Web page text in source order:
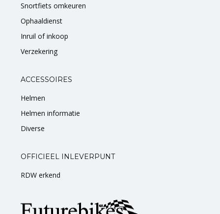
V-snaren
Verlichting
Snortfiets omkeuren
Ophaaldienst
Inruil of inkoop
Verzekering
ACCESSOIRES
Helmen
Helmen informatie
Diverse
OFFICIEEL INLEVERPUNT
RDW erkend